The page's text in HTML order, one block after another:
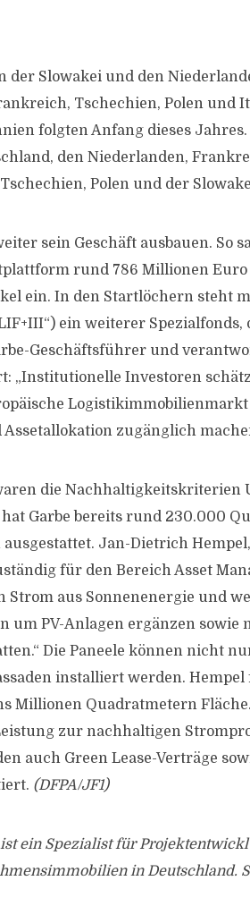
der Slowakei und den
Tschechien, Polen und
folgten Anfang dieses
den Niederlanden,
Polen und der
sein Geschäft ausbauen. So
rund 786 Millionen
ein. In den Startlöchern steht
ein weiterer
Geschäftsführer und
„Institutionelle Investoren
zugänglich
die Nachhaltigkeitskriterien
Garbe bereits rund 230.000
Jan-Dietrich
für den Bereich Asset
Strom aus Sonnenenergie und
PV-Anlagen ergänzen sowie
Die Paneele können nicht
installiert werden.
Millionen Quadratmetern
zur nachhaltigen
auch Green Lease-Verträge
(DFPA/JF1)
ein Spezialist für
in Deutschland.